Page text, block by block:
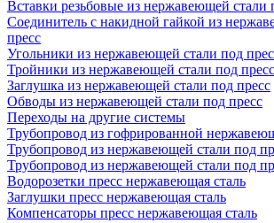
Вставки резьбовые из нержавеющей стали
Соединитель с накидной гайкой из
пресс
Угольники из нержавеющей стали под
Тройники из нержавеющей стали под пресс
Заглушка из нержавеющей стали под пресс
Обводы из нержавеющей стали под пресс
Переходы на другие системы
Трубопровод из гофрированной
Трубопровод из нержавеющей стали под
Трубопровод из нержавеющей стали под
Водорозетки пресс нержавеющая сталь
Заглушки пресс нержавеющая сталь
Компенсаторы пресс нержавеющая сталь